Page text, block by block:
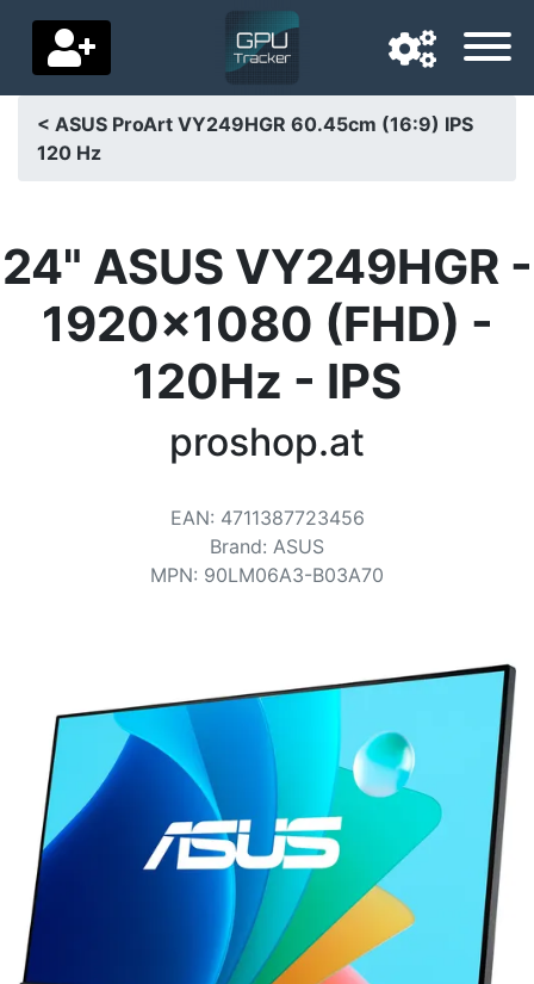
Navigatietaal
Startpagina
Prijs daalt
Instellingen
< ASUS ProArt VY249HGR 60.45cm (16:9) IPS
120 Hz
24" ASUS VY249HGR -
1920x1080 (FHD) -
120Hz - IPS
proshop.at
EAN: 4711387723456
Brand: ASUS
MPN: 90LM06A3-B03A70